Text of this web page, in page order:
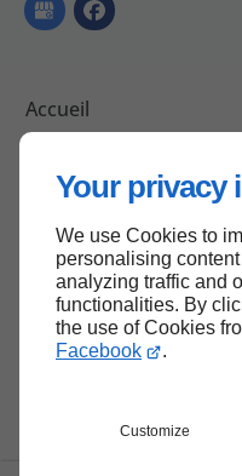
Your privacy
We use Cookies to
personalising
analyzing traffic and
functionalities. By
the use of Cookies
Facebook
.
Customize
Accueil
Mentions légales
Contactez-nous